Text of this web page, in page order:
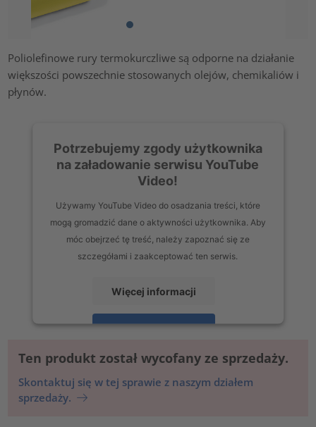
Poliolefinowe rury termokurczliwe są odporne na działanie
większości powszechnie stosowanych olejów, chemikaliów i
płynów.
Potrzebujemy zgody użytkownika
na załadowanie serwisu YouTube
Video!
Używamy YouTube Video do osadzania treści, które
mogą gromadzić dane o aktywności użytkownika. Aby
móc obejrzeć tę treść, należy zapoznać się ze
szczegółami i zaakceptować ten serwis.
Więcej informacji
Zaakceptuj
Ten produkt został wycofany ze sprzedaży.
Skontaktuj się w tej sprawie z naszym działem
sprzedaży.